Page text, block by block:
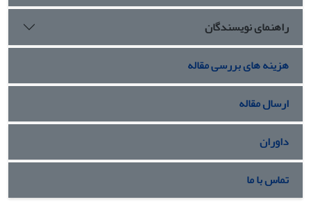
راهنمای نویسندگان
هزینه های بررسی مقاله
ارسال مقاله
داوران
تماس با ما